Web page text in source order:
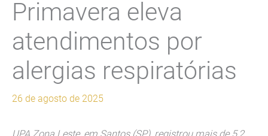
Primavera eleva
atendimentos por
alergias respiratórias
26 de agosto de 2025